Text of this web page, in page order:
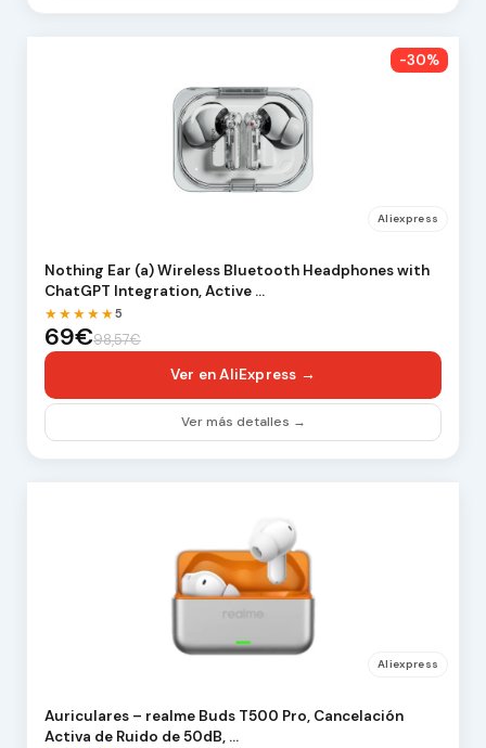
-30%
Aliexpress
Nothing Ear (a) Wireless Bluetooth Headphones with
ChatGPT Integration, Active …
★★★★★5
69€98,57€
Ver en AliExpress →
Ver más detalles →
Aliexpress
Auriculares – realme Buds T500 Pro, Cancelación
Activa de Ruido de 50dB, …